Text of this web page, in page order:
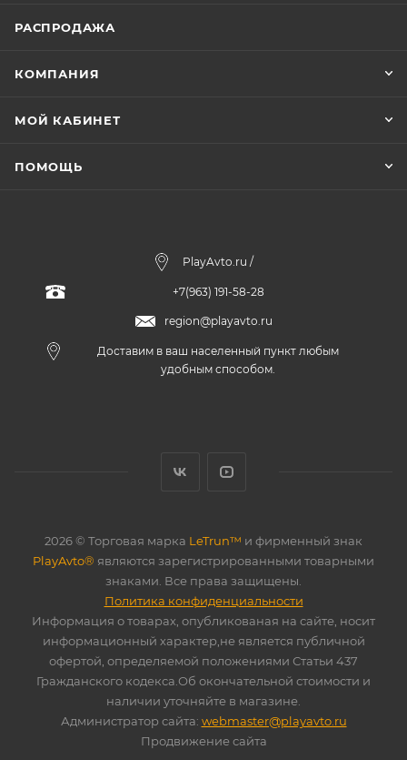
РАСПРОДАЖА
КОМПАНИЯ
МОЙ КАБИНЕТ
ПОМОЩЬ
PlayAvto.ru /
+7(963) 191-58-28
region@playavto.ru
Доставим в ваш населенный пункт любым
удобным способом.
2026 © Торговая марка LeTrun™ и фирменный знак
PlayAvto® являются зарегистрированными товарными
знаками. Все права защищены.
Политика конфиденциальности
Информация о товарах, опубликованая на сайте, носит
информационный характер,не является публичной
офертой, определяемой положениями Статьи 437
Гражданского кодекса.Об окончательной стоимости и
наличии уточняйте в магазине.
Администратор сайта: webmaster@playavto.ru
Продвижение сайта